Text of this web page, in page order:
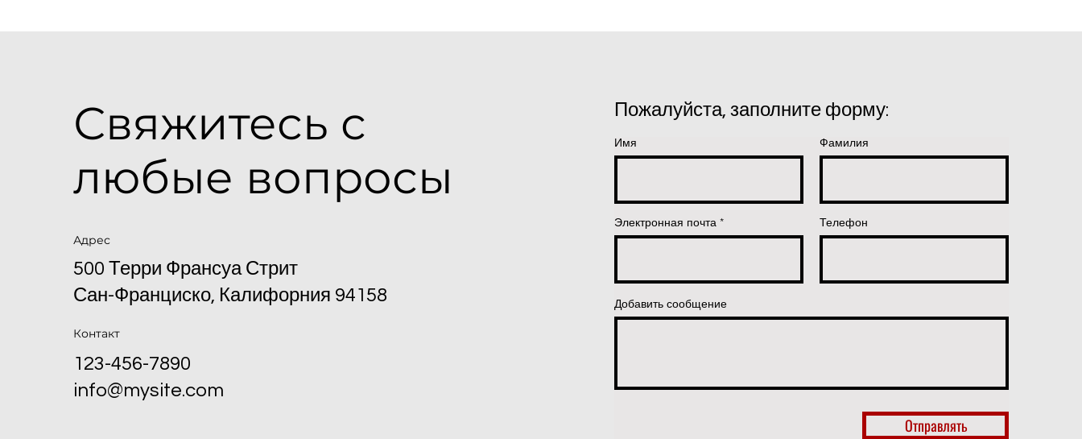
Свяжитесь с
любые вопросы
Адрес
500 Терри Франсуа Стрит
Сан-Франциско, Калифорния 94158
Контакт
123-456-7890
info@mysite.com
Пожалуйста, заполните форму:
Имя Фамилия
Электронная почта Телефон
Добавить сообщение
Отправлять